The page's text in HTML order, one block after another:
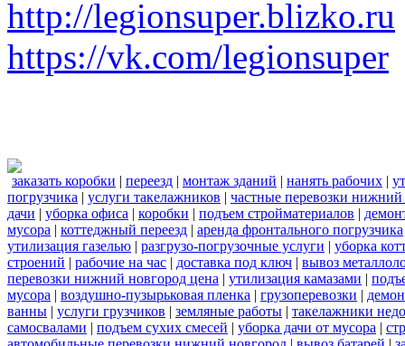
http://legionsuper.blizko.ru
https://vk.com/legionsuper
заказать коробки | переезд | монтаж зданий | нанять рабочих |
погрузчика | услуги такелажников | частные перевозки нижний
дачи | уборка офиса | коробки | подъем стройматериалов |
мусора | коттеджный переезд | аренда фронтального погрузчика
утилизация газелью | разгрузо-погрузочные услуги | уборка
строений | рабочие на час | доставка под ключ | вывоз
перевозки нижний новгород цена | утилизация камазами |
мусора | воздушно-пузырьковая пленка | грузоперевозки |
ванны | услуги грузчиков | земляные работы | такелажники
самосвалами | подъем сухих смесей | уборка дачи от мусора |